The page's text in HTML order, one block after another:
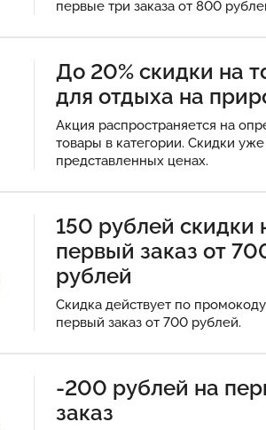
первые три заказа от 800
До 20% скидки на
для отдыха на
Акция распространяется на
товары в категории. Скидки
представленных ценах.
150 рублей скидки
первый заказ от
рублей
Скидка действует по
первый заказ от 700 рублей.
-200 рублей на
заказ